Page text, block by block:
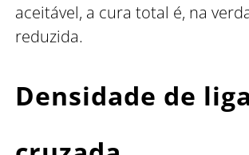
aceitável, a cura total é, na
reduzida.
Densidade de